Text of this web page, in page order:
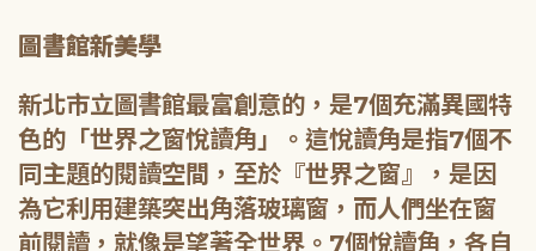
圖書館新美學
新北市立圖書館最富創意的，是7個充滿異國特
色的「世界之窗悅讀角」。這悅讀角是指7個不
同主題的閱讀空間，至於『世界之窗』，是因
為它利用建築突出角落玻璃窗，而人們坐在窗
前閱讀，就像是望著全世界。7個悅讀角，各自